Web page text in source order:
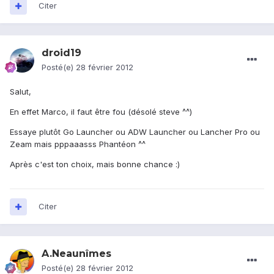
Citer
droid19
Posté(e) 28 février 2012
Salut,
En effet Marco, il faut être fou (désolé steve ^^)
Essaye plutôt Go Launcher ou ADW Launcher ou Lancher Pro ou
Zeam mais pppaaasss Phantéon ^^
Après c'est ton choix, mais bonne chance :)
Citer
A.Neaunîmes
Posté(e) 28 février 2012